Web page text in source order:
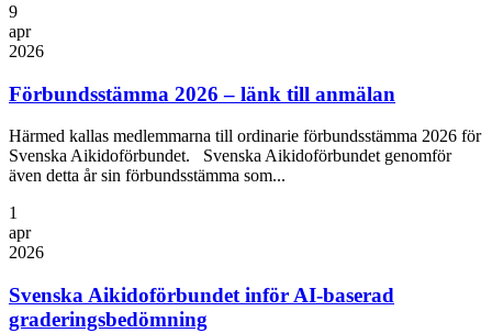
9
apr
2026
Förbundsstämma 2026 – länk till anmälan
Härmed kallas medlemmarna till ordinarie förbundsstämma 2026 för
Svenska Aikidoförbundet. Svenska Aikidoförbundet genomför
även detta år sin förbundsstämma som...
1
apr
2026
Svenska Aikidoförbundet inför AI-baserad
graderingsbedömning